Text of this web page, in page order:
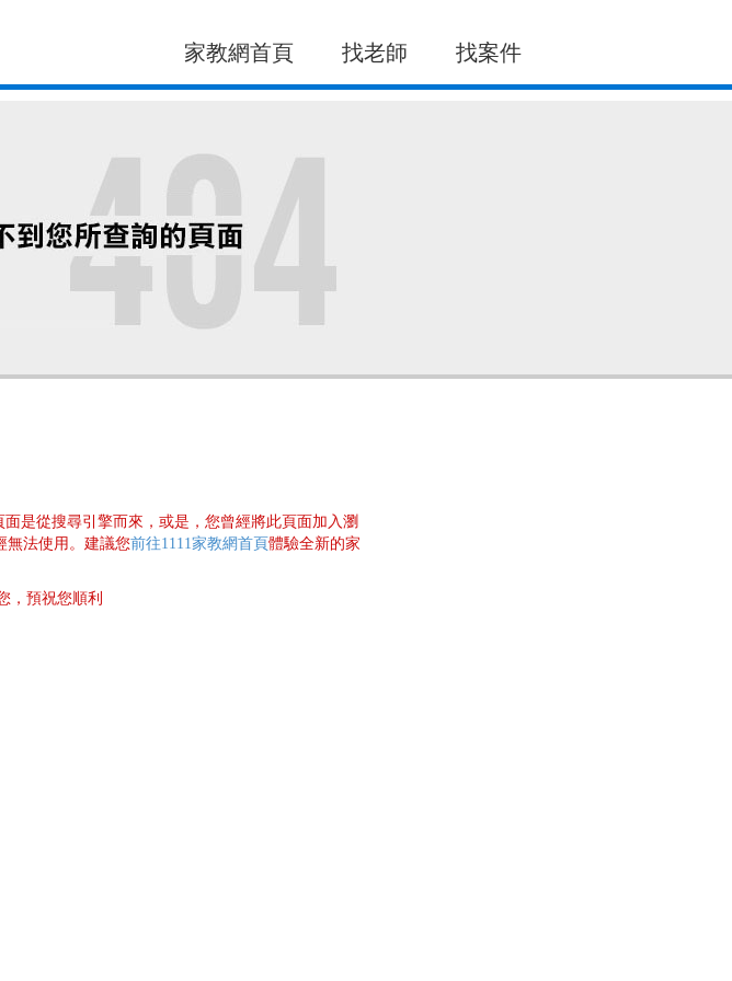
家教網首頁 找老師 找案件
是從搜尋引擎而來，或是，您曾經將此頁面加入瀏
無法使用。建議您前往1111家教網首頁體驗全新的家
，預祝您順利